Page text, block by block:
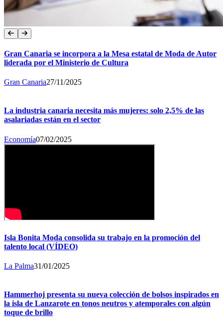
Gran Canaria se incorpora a la Mesa estatal de Moda de Autor
liderada por el Ministerio de Cultura
Gran Canaria27/11/2025
La industria canaria necesita más mujeres: solo 2,5% de las
asalariadas están en el sector
Economía07/02/2025
Isla Bonita Moda consolida su trabajo en la promoción del
talento local (VÍDEO)
La Palma31/01/2025
Hammerhoj presenta su nueva colección de bolsos inspirados en
la isla de Lanzarote en tonos neutros y atemporales con algún
toque de brillo